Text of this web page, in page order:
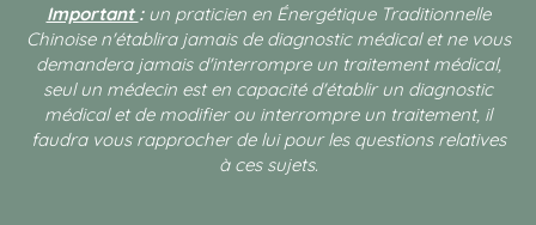
Important : un praticien en Énergétique Traditionnelle
Chinoise n'établira jamais de diagnostic médical et ne vous
demandera jamais d'interrompre un traitement médical,
seul un médecin est en capacité d'établir un diagnostic
médical et de modifier ou interrompre un traitement, il
faudra vous rapprocher de lui pour les questions relatives
à ces sujets.